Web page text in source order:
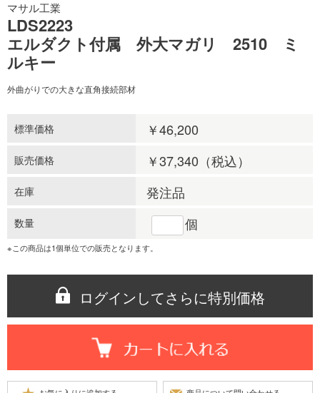
マサル工業
LDS2223
エルダクト付属 外大マガリ 2510 ミ
ルキー
外曲がりでの大きな直角接続部材
標準価格 ￥46,200
販売価格 ￥37,340 （税込）
在庫 発注品
数量 個
※この商品は1個単位での販売となります。
ログインしてさらに特別価格